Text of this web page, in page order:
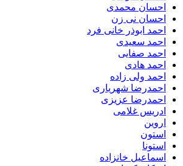
احسان محمدی
احسان نی زن
احمد ابوذر خانی فرد
احمد سعیدی
احمد صفایی
احمد هادی
احمد ولی زاده
احمدرضا شهریاری
احمدرضا عزیزی
ادریس غلامی
اروین
استون
استونا
اسماعیل خانزاده